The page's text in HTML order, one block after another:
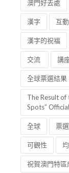
愛蓮頌
澳門好去處
漢字 互動
漢字的祝福
交流 講座
全球票選結果
The Result of
Spots”
全球 票選
可觀性